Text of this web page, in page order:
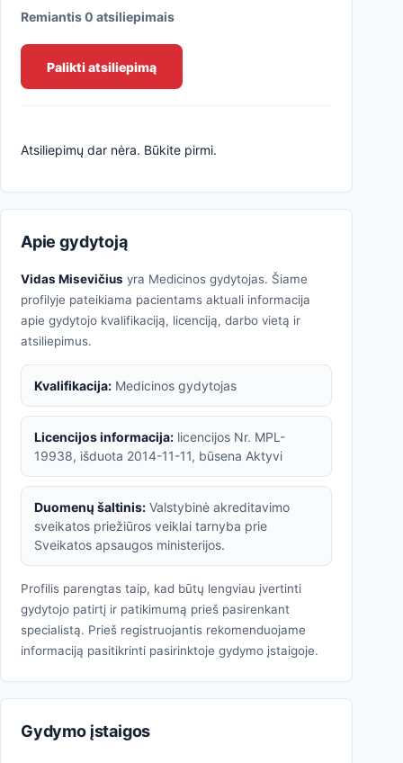
Remiantis 0 atsiliepimais
Palikti atsiliepimą
Atsiliepimų dar nėra. Būkite pirmi.
Apie gydytoją
Vidas Misevičius yra Medicinos gydytojas. Šiame
profilyje pateikiama pacientams aktuali informacija
apie gydytojo kvalifikaciją, licenciją, darbo vietą ir
atsiliepimus.
Kvalifikacija: Medicinos gydytojas
Licencijos informacija: licencijos Nr. MPL-
19938, išduota 2014-11-11, būsena Aktyvi
Duomenų šaltinis: Valstybinė akreditavimo
sveikatos priežiūros veiklai tarnyba prie
Sveikatos apsaugos ministerijos.
Profilis parengtas taip, kad būtų lengviau įvertinti
gydytojo patirtį ir patikimumą prieš pasirenkant
specialistą. Prieš registruojantis rekomenduojame
informaciją pasitikrinti pasirinktoje gydymo įstaigoje.
Gydymo įstaigos